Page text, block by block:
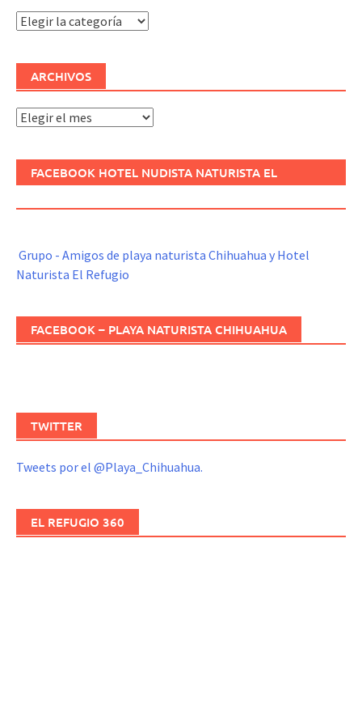
Categorías
ARCHIVOS
Archivos
FACEBOOK HOTEL NUDISTA NATURISTA EL
Grupo - Amigos de playa naturista Chihuahua y Hotel
Naturista El Refugio
FACEBOOK – PLAYA NATURISTA CHIHUAHUA
TWITTER
Tweets por el @Playa_Chihuahua.
EL REFUGIO 360